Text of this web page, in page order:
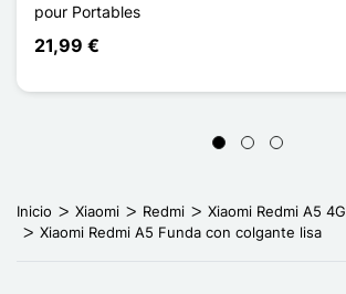
pour Portables
21,99 €
Inicio Xiaomi Redmi
Xiaomi Redmi A5 4G
Xiaomi Redmi A5 Funda con colgante lisa